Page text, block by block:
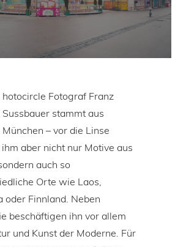
hotocircle Fotograf Franz
Sussbauer stammt aus
München – vor die Linse
aber nicht nur Motive aus
auch so
Orte wie Laos,
oder Finnland. Neben
beschäftigen ihn vor allem
und Kunst der Moderne. Für